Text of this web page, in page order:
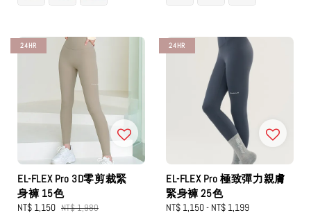
24HR
EL-FLEX Pro 3D零剪裁緊
身褲 15色
Sale
NT$ 1,150 Regular
NT$ 1,980
24HR
EL-FLEX Pro 極致彈力親膚
緊身褲 25色
Sale
NT$ 1,150- NT$ 1,199